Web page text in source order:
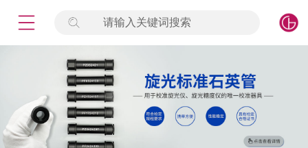
请输入关键词搜索
签到
标准物质
产品专项